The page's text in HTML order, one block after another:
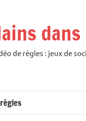
dans
de règles : jeux de